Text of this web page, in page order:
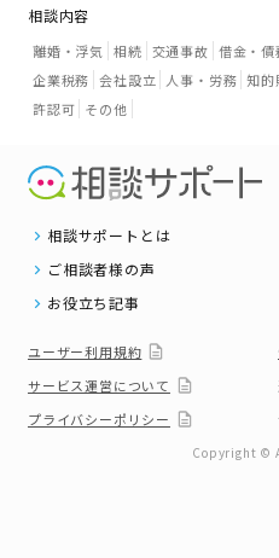
相談内容
離婚・浮気 相続 交通事故 借金・債
企業税務 会社設立 人事・労務 知的
許認可 その他
相談サポートとは
ご相談者様の声
お役立ち記事
ユーザー利用規約
サービス運営について
プライバシーポリシー
Copyright ©